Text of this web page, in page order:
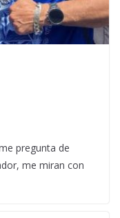
pregunta de
me miran con